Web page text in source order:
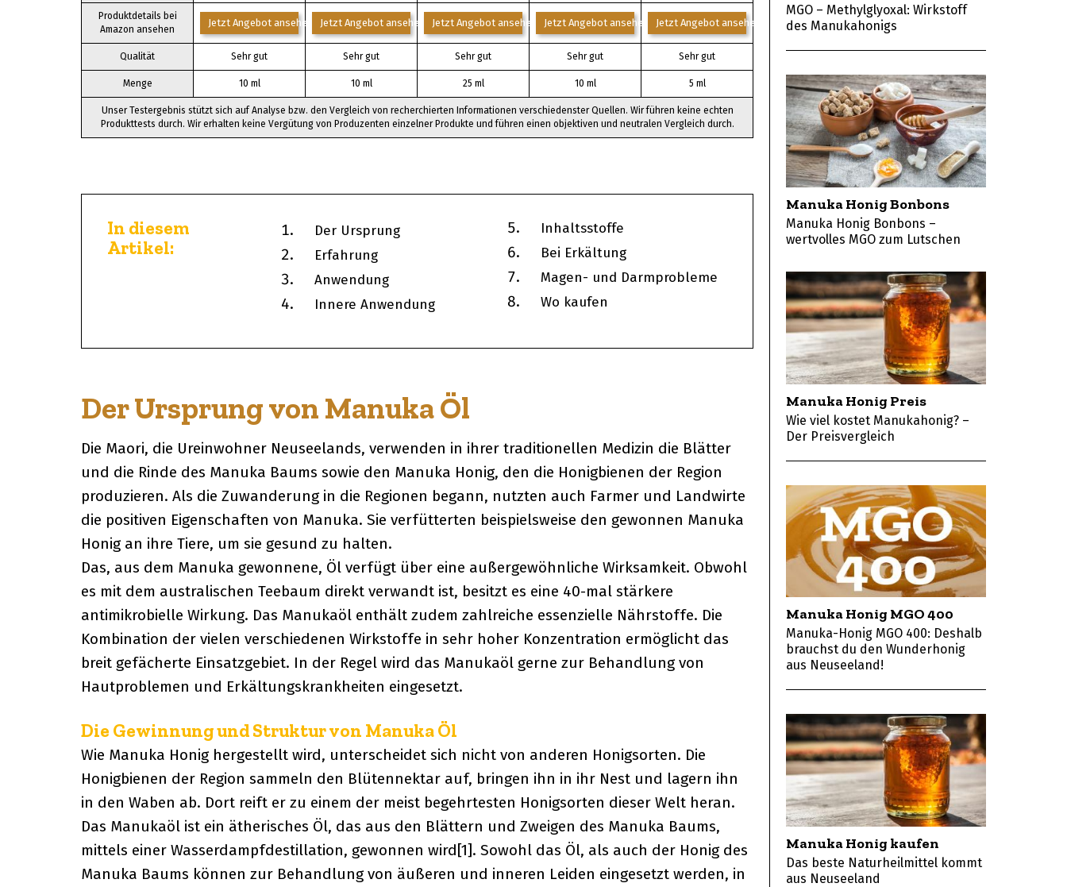
Produktdetails bei
Amazon ansehen
Jetzt Angebot ansehen* Jetzt Angebot ansehen* Jetzt Angebot ansehen* Jetzt Angebot ansehen* Jetzt Angebot ansehen*
Qualität Sehr gut Sehr gut Sehr gut Sehr gut Sehr gut
Menge 10 ml 10 ml 25 ml 10 ml 5 ml
Unser Testergebnis stützt sich auf Analyse bzw. den Vergleich von recherchierten Informationen verschiedenster Quellen. Wir führen keine echten
Produkttests durch. Wir erhalten keine Vergütung von Produzenten einzelner Produkte und führen einen objektiven und neutralen Vergleich durch.
In diesem
Artikel:
Der Ursprung
Erfahrung
Anwendung
Innere Anwendung
Inhaltsstoffe
Bei Erkältung
Magen- und Darmprobleme
Wo kaufen
Der Ursprung von Manuka Öl
Die Maori, die Ureinwohner Neuseelands, verwenden in ihrer traditionellen Medizin die Blätter
und die Rinde des Manuka Baums sowie den Manuka Honig, den die Honigbienen der Region
produzieren. Als die Zuwanderung in die Regionen begann, nutzten auch Farmer und Landwirte
die positiven Eigenschaften von Manuka. Sie verfütterten beispielsweise den gewonnen Manuka
Honig an ihre Tiere, um sie gesund zu halten.
Das, aus dem Manuka gewonnene, Öl verfügt über eine außergewöhnliche Wirksamkeit. Obwohl
es mit dem australischen Teebaum direkt verwandt ist, besitzt es eine 40-mal stärkere
antimikrobielle Wirkung. Das Manukaöl enthält zudem zahlreiche essenzielle Nährstoffe. Die
Kombination der vielen verschiedenen Wirkstoffe in sehr hoher Konzentration ermöglicht das
breit gefächerte Einsatzgebiet. In der Regel wird das Manukaöl gerne zur Behandlung von
Hautproblemen und Erkältungskrankheiten eingesetzt.
Die Gewinnung und Struktur von Manuka Öl
Wie Manuka Honig hergestellt wird, unterscheidet sich nicht von anderen Honigsorten. Die
Honigbienen der Region sammeln den Blütennektar auf, bringen ihn in ihr Nest und lagern ihn
in den Waben ab. Dort reift er zu einem der meist begehrtesten Honigsorten dieser Welt heran.
Das Manukaöl ist ein ätherisches Öl, das aus den Blättern und Zweigen des Manuka Baums,
mittels einer Wasserdampfdestillation, gewonnen wird[1]. Sowohl das Öl, als auch der Honig des
Manuka Baums können zur Behandlung von äußeren und inneren Leiden eingesetzt werden, in
MGO – Methylglyoxal: Wirkstoff
des Manukahonigs
Manuka Honig Bonbons
Manuka Honig Bonbons –
wertvolles MGO zum Lutschen
Manuka Honig Preis
Wie viel kostet Manukahonig? –
Der Preisvergleich
Manuka Honig MGO 400
Manuka-Honig MGO 400: Deshalb
brauchst du den Wunderhonig
aus Neuseeland!
Manuka Honig kaufen
Das beste Naturheilmittel kommt
aus Neuseeland